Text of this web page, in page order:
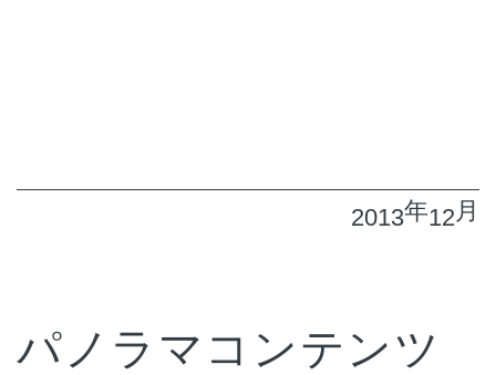
パノラマコンテンツ
2013年12 月